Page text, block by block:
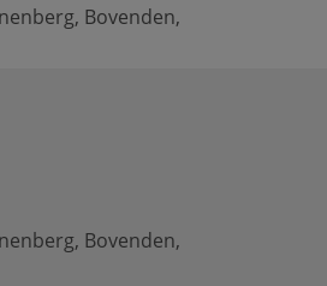
Bovenden,
Bovenden,